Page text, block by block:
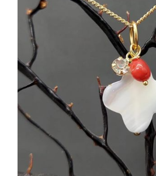
PRODOTTI
BLOG
CONTATTI
Filtra per colore
Categorie prodotto
Argento